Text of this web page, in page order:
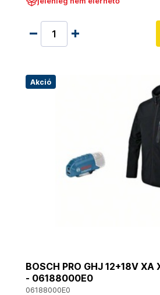
Akció
BOSCH PRO GHJ 12+18V
- 06188000E0
06188000E0